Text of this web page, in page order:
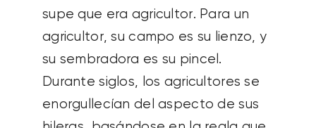
supe que era agricultor. Para un
agricultor, su campo es su lienzo, y
su sembradora es su pincel.
Durante siglos, los agricultores se
enorgullecían del aspecto de sus